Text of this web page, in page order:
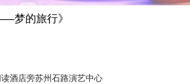
梦的旅行》
酒店旁苏州石路演艺中心